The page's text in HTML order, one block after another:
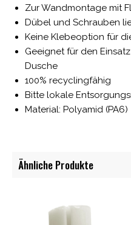
Zur Wandmontage mit
Dübel und Schrauben
Keine Klebeoption für
Geeignet für den
Dusche
100% recyclingfähig
Bitte lokale
Material: Polyamid (PA6)
Ähnliche Produkte